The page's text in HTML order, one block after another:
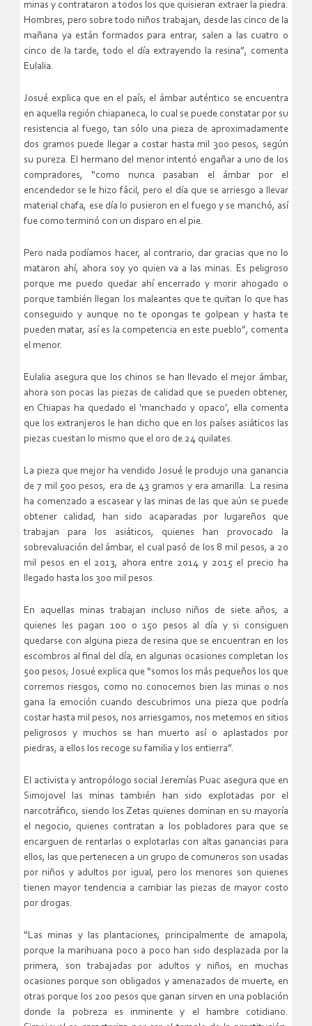
minas y contrataron a todos los que quisieran extraer la piedra.
Hombres, pero sobre todo niños trabajan, desde las cinco de la
mañana ya están formados para entrar, salen a las cuatro o
cinco de la tarde, todo el día extrayendo la resina”, comenta
Eulalia.
Josué explica que en el país, el ámbar auténtico se encuentra
en aquella región chiapaneca, lo cual se puede constatar por su
resistencia al fuego, tan sólo una pieza de aproximadamente
dos gramos puede llegar a costar hasta mil 300 pesos, según
su pureza. El hermano del menor intentó engañar a uno de los
compradores, “como nunca pasaban el ámbar por el
encendedor se le hizo fácil, pero el día que se arriesgo a llevar
material chafa, ese día lo pusieron en el fuego y se manchó, así
fue como terminó con un disparo en el pie.
Pero nada podíamos hacer, al contrario, dar gracias que no lo
mataron ahí, ahora soy yo quien va a las minas. Es peligroso
porque me puedo quedar ahí encerrado y morir ahogado o
porque también llegan los maleantes que te quitan lo que has
conseguido y aunque no te opongas te golpean y hasta te
pueden matar, así es la competencia en este pueblo”, comenta
el menor.
Eulalia asegura que los chinos se han llevado el mejor ámbar,
ahora son pocas las piezas de calidad que se pueden obtener,
en Chiapas ha quedado el ‘manchado y opaco’, ella comenta
que los extranjeros le han dicho que en los países asiáticos las
piezas cuestan lo mismo que el oro de 24 quilates.
La pieza que mejor ha vendido Josué le produjo una ganancia
de 7 mil 500 pesos, era de 43 gramos y era amarilla. La resina
ha comenzado a escasear y las minas de las que aún se puede
obtener calidad, han sido acaparadas por lugareños que
trabajan para los asiáticos, quienes han provocado la
sobrevaluación del ámbar, el cual pasó de los 8 mil pesos, a 20
mil pesos en el 2013, ahora entre 2014 y 2015 el precio ha
llegado hasta los 300 mil pesos.
En aquellas minas trabajan incluso niños de siete años, a
quienes les pagan 100 o 150 pesos al día y si consiguen
quedarse con alguna pieza de resina que se encuentran en los
escombros al final del día, en algunas ocasiones completan los
500 pesos; Josué explica que “somos los más pequeños los que
corremos riesgos, como no conocemos bien las minas o nos
gana la emoción cuando descubrimos una pieza que podría
costar hasta mil pesos, nos arriesgamos, nos metemos en sitios
peligrosos y muchos se han muerto así o aplastados por
piedras, a ellos los recoge su familia y los entierra”.
El activista y antropólogo social Jeremías Puac asegura que en
Simojovel las minas también han sido explotadas por el
narcotráfico, siendo los Zetas quienes dominan en su mayoría
el negocio, quienes contratan a los pobladores para que se
encarguen de rentarlas o explotarlas con altas ganancias para
ellos, las que pertenecen a un grupo de comuneros son usadas
por niños y adultos por igual, pero los menores son quienes
tienen mayor tendencia a cambiar las piezas de mayor costo
por drogas.
“Las minas y las plantaciones, principalmente de amapola,
porque la marihuana poco a poco han sido desplazada por la
primera, son trabajadas por adultos y niños, en muchas
ocasiones porque son obligados y amenazados de muerte, en
otras porque los 200 pesos que ganan sirven en una población
donde la pobreza es inminente y el hambre cotidiano.